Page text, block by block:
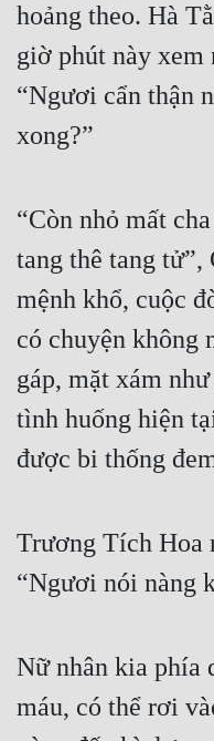
Xuyên Nhanh
Xuyên Sách
Điền Văn
Đô Thị
Đông Phương
Đông Phương Huyền Huyễn
Đồng Nhân
Cẩu Đạo Trường Sinh
Truyện Nam
Xây Dựng Thế Lực
hoảng theo. Hà
giờ phút này xem
“Ngươi cẩn thận
xong?”
“Còn nhỏ mất
tang thê tang
mệnh khổ, cuộc
có chuyện không
gáp, mặt xám
tình huống hiện
được bi thống
Trương Tích Hoa
“Ngươi nói nàng
Nữ nhân kia phía
máu, có thể rơi